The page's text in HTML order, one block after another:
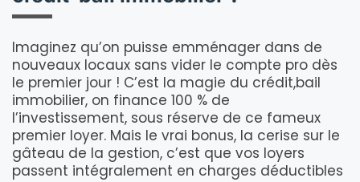
Imaginez qu’on puisse emménager dans de
nouveaux locaux sans vider le compte pro dès
le premier jour ! C’est la magie du crédit,bail
immobilier, on finance 100 % de
l’investissement, sous réserve de ce fameux
premier loyer. Mais le vrai bonus, la cerise sur le
gâteau de la gestion, c’est que vos loyers
passent intégralement en charges déductibles